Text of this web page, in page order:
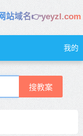
站域名👉yeyzl.com
我的
搜教案